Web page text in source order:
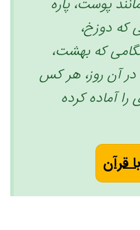
پوست، پاره
که دوزخ،
که بهشت،
در آن روز، هر کس
آماده کرده
قرآن